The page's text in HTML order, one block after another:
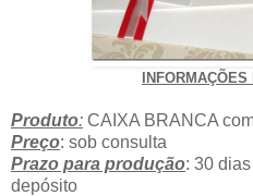
Produto: CAIXA BRANCA
Preço: sob consulta
Prazo para produção: 30
depósito